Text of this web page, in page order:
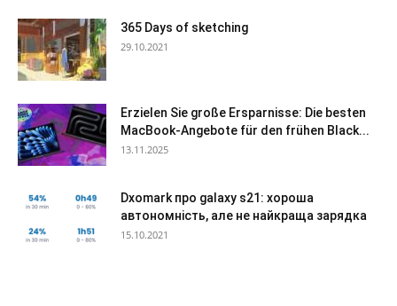
365 Days of sketching
29.10.2021
Erzielen Sie große Ersparnisse: Die besten
MacBook-Angebote für den frühen Black...
13.11.2025
Dxomark про galaxy s21: хороша
автономність, але не найкраща зарядка
15.10.2021